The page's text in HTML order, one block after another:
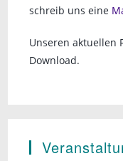
schreib uns eine
Unseren aktuellen
Download.